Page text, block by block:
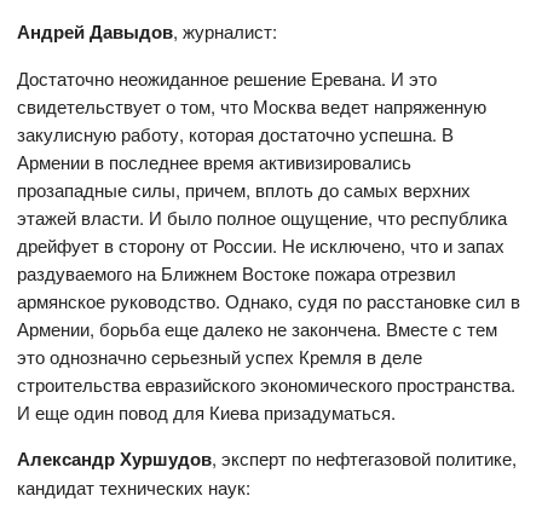
Андрей Давыдов, журналист:
Достаточно неожиданное решение Еревана. И это
свидетельствует о том, что Москва ведет напряженную
закулисную работу, которая достаточно успешна. В
Армении в последнее время активизировались
прозападные силы, причем, вплоть до самых верхних
этажей власти. И было полное ощущение, что республика
дрейфует в сторону от России. Не исключено, что и запах
раздуваемого на Ближнем Востоке пожара отрезвил
армянское руководство. Однако, судя по расстановке сил в
Армении, борьба еще далеко не закончена. Вместе с тем
это однозначно серьезный успех Кремля в деле
строительства евразийского экономического пространства.
И еще один повод для Киева призадуматься.
Александр Хуршудов, эксперт по нефтегазовой политике,
кандидат технических наук: